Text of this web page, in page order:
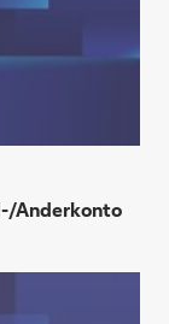
Anderkonto